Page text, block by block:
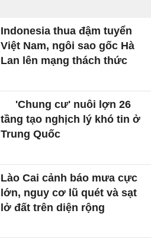
Indonesia thua đậm tuyển
Việt Nam, ngôi sao gốc Hà
Lan lên mạng thách thức
'Chung cư' nuôi lợn 26
tầng tạo nghịch lý khó tin ở
Trung Quốc
Lào Cai cảnh báo mưa cực
lớn, nguy cơ lũ quét và sạt
lở đất trên diện rộng